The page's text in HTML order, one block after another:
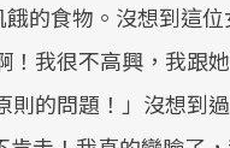
的食物。沒想到這
我很不高興，我跟
的問題！」沒想到